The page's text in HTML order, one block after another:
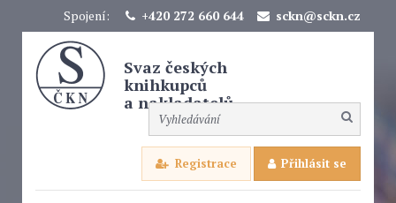
Spojení: +420 272 660 644 sckn@sckn.cz
Svaz českých
knihkupců
a nakladatelů
Registrace Přihlásit se